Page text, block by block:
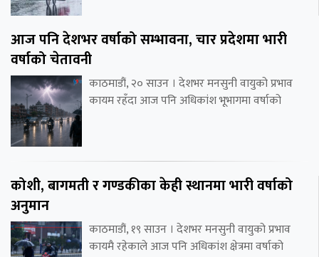
आज पनि देशभर वर्षाको सम्भावना, चार प्रदेशमा भारी
वर्षाको चेतावनी
काठमाडौं, २० साउन । देशभर मनसुनी वायुको प्रभाव
कायम रहँदा आज पनि अधिकांश भूभागमा वर्षाको
कोशी, बागमती र गण्डकीका केही स्थानमा भारी वर्षाको
अनुमान
काठमाडौं, १९ साउन । देशभर मनसुनी वायुको प्रभाव
कायमै रहेकाले आज पनि अधिकांश क्षेत्रमा वर्षाको